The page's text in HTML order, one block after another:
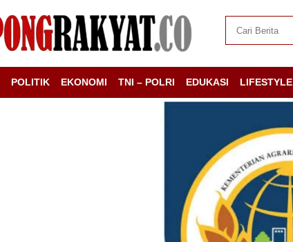
POLITIK EKONOMI TNI – POLRI EDUKASI LIFESTYLE